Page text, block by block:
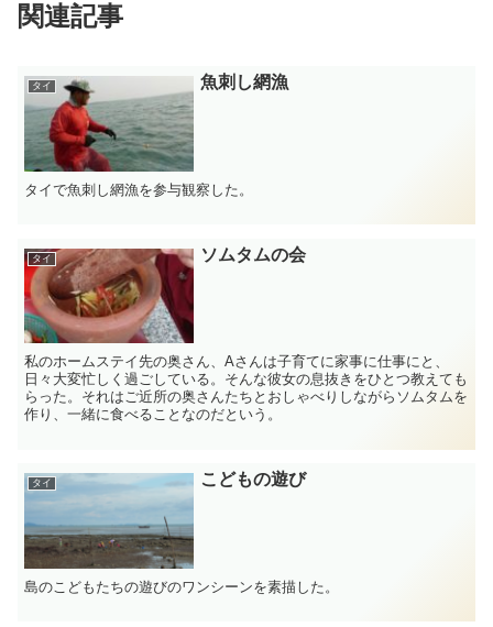
関連記事
タイ 魚刺し網漁
タイで魚刺し網漁を参与観察した。
タイ ソムタムの会
私のホームステイ先の奥さん、Aさんは子育てに家事に仕事にと、
日々大変忙しく過ごしている。そんな彼女の息抜きをひとつ教えても
らった。それはご近所の奥さんたちとおしゃべりしながらソムタムを
作り、一緒に食べることなのだという。
タイ こどもの遊び
島のこどもたちの遊びのワンシーンを素描した。